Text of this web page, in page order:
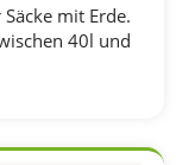
mit Erde.
40l und